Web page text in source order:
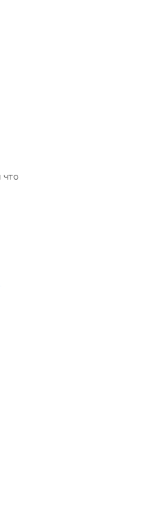
что